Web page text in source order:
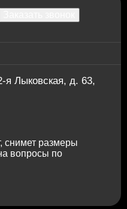
банка
я Лыковская, д. 63,
снимет размеры
вопросы по